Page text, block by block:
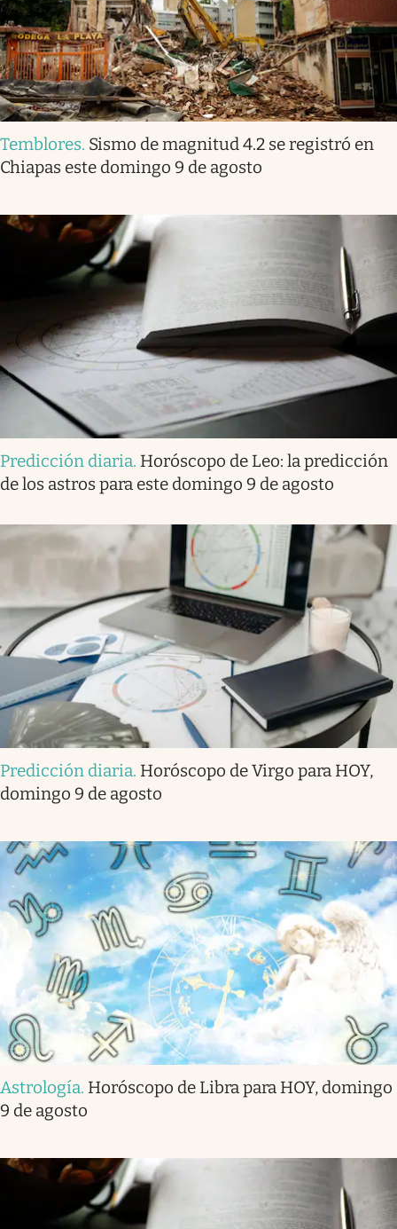
Temblores. Sismo de magnitud 4.2 se registró en
Chiapas este domingo 9 de agosto
Predicción diaria. Horóscopo de Leo: la predicción
de los astros para este domingo 9 de agosto
Predicción diaria. Horóscopo de Virgo para HOY,
domingo 9 de agosto
Astrología. Horóscopo de Libra para HOY, domingo
9 de agosto